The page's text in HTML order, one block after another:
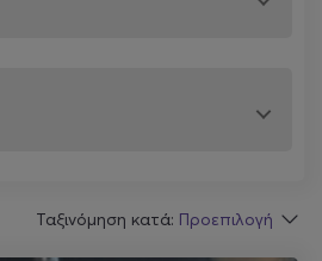
Ταξινόμηση κατά: Προεπιλογή